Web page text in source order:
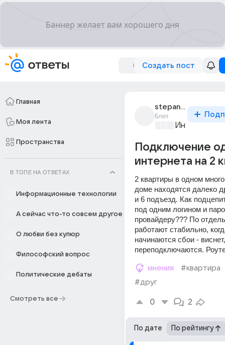
Создать пост
Главная
Моя лента
Пространства
В ТОПЕ НА ОТВЕТАХ
Информационные технологии
А сейчас что-то совсем другое
О любви без купюр
Философский вопрос
Политические дебаты
Смотреть все
stepan_1734
6лет
Подключение
интернета на 2
2 квартиры в одном
доме находятся далеко
и 6 подъезд. Как
под одним логином и
провайдеру??? По
работают стабильно,
начинаются сбои - виснет,
переподключаются.
мнения
#квартира
#друг
0 2
По дате По рейтингу